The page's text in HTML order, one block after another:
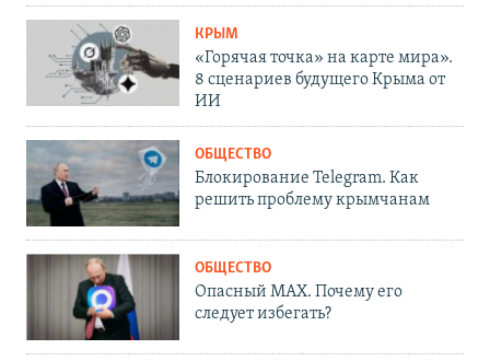
КРЫМ
«Горячая точка» на карте мира».
8 сценариев будущего Крыма от
ИИ
ОБЩЕСТВО
Блокирование Telegram. Как
решить проблему крымчанам
ОБЩЕСТВО
Опасный MAX. Почему его
следует избегать?